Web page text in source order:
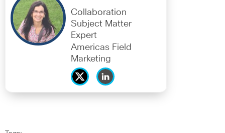
Collaboration
Subject Matter
Expert
Americas Field
Marketing